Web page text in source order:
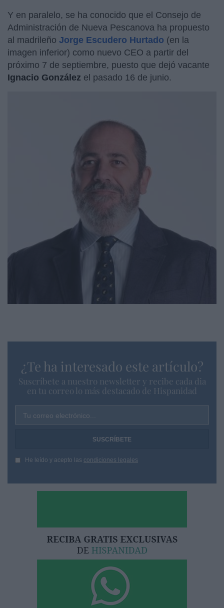
Y en paralelo, se ha conocido que el Consejo de
Administración de Nueva Pescanova ha propuesto
al madrileño Jorge Escudero Hurtado (en la
imagen inferior) como nuevo CEO a partir del
próximo 7 de septiembre, puesto que dejó vacante
Ignacio González el pasado 16 de junio.
¿Te ha interesado este artículo?
Suscríbete a nuestro newsletter y recibe cada dia
en tu correo lo más destacado de Hispanidad
Tu correo electrónico...
He leído y acepto las condiciones legales